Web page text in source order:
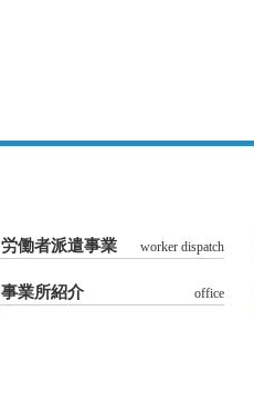
労働者派遣事業 worker dispatch
事業所紹介 office